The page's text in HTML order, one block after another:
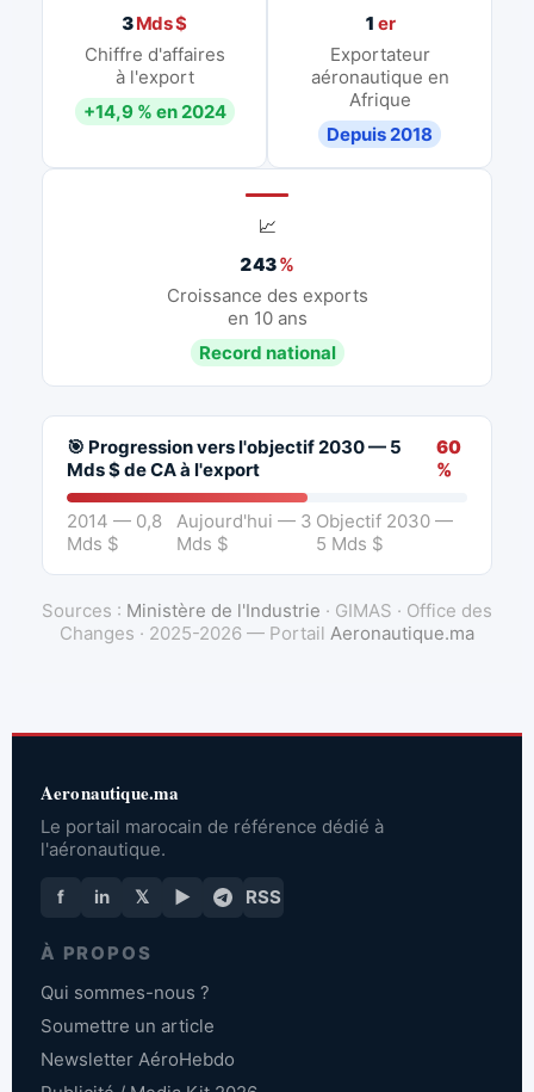
3Mds $
Chiffre d'affaires
à l'export
+14,9 % en 2024
1 er
Exportateur
aéronautique en
Afrique
Depuis 2018
📈
243%
Croissance des exports
en 10 ans
Record national
🎯 Progression vers l'objectif 2030 — 5
Mds $ de CA à l'export
60
%
2014 — 0,8
Mds $
Aujourd'hui — 3
Mds $
Objectif 2030 —
5 Mds $
Sources : Ministère de l'Industrie · GIMAS · Office des
Changes · 2025-2026 — Portail Aeronautique.ma
Aeronautique.ma
Le portail marocain de référence dédié à
l'aéronautique.
f in 𝕏 ▶ RSS
À PROPOS
Qui sommes-nous ?
Soumettre un article
Newsletter AéroHebdo